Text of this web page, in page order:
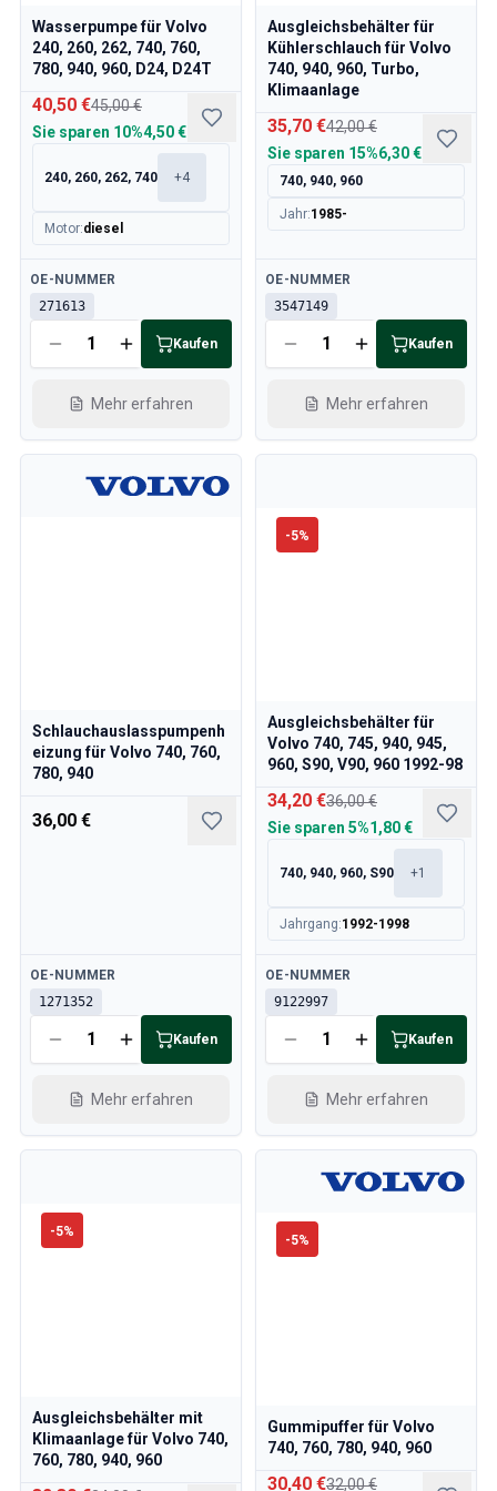
Volvo 240/260 Motor Drosselklappengestänge
Volvo 240/260 Kühlsystem
Volvo 240/260 Getriebe/Hinterradaufhängung
Volvo 240/260 Sonstiges
Volvo 740/760/780 Ersatzteile
Volvo 700 Kraftstoff-/Auspuffanlage
Volvo 740/760/780 Getriebe/Hinterradaufhängung
Volvo 700 Kühlsystem
Volvo 740/760/780 Elektrische Ausrüstung
Volvo 740/760/780 Motor Drosselklappengestänge
Volvo 700 Heizungsanlage/Frischlufteinheit
Volvo 700 Räder/Nabenabdeckungen
Volvo 700 MotorErsatzteile
Volvo 740/760/780 KarosserieErsatzteile
Volvo 740/760/780 InnenraumErsatzteile
Volvo 740/760/780 Vorderradaufhängung
Volvo 850 Ersatzteile
Volvo 850 Räder/Nabenabdeckungen
Volvo 850 Elektrische Ausrüstung
Volvo 850 Heizungsanlage
Volvo 850 Verschiedene Ersatzteile
Felgen & Reifen
Kühlsystem
Gasgestänge
Heizung & Klima
Zubehör & Sonstiges
Aktion
Aktion des Monats
Wasserpumpe für Volvo
240, 260, 262, 740, 760,
780, 940, 960, D24, D24T
40,50 €45,00 €
Sie sparen 10%4,50 €
240, 260, 262, 740 +4
Motor:diesel
Verfügbar
OE-NUMMER
271613
Kaufen
Mehr erfahren
Ausgleichsbehälter für
Kühlerschlauch für Volvo
740, 940, 960, Turbo,
Klimaanlage
35,70 €42,00 €
Sie sparen 15%6,30 €
740, 940, 960
Jahr:1985-
Verfügbar
OE-NUMMER
3547149
Kaufen
Mehr erfahren
Schlauchauslasspumpenh
eizung für Volvo 740, 760,
780, 940
36,00 €
Verfügbar
OE-NUMMER
1271352
Kaufen
Mehr erfahren
-5%
Ausgleichsbehälter für
Volvo 740, 745, 940, 945,
960, S90, V90, 960 1992-98
34,20 €36,00 €
Sie sparen 5%1,80 €
740, 940, 960, S90 +1
Jahrgang:1992-1998
Verfügbar
OE-NUMMER
9122997
Kaufen
Mehr erfahren
-5%
Ausgleichsbehälter mit
Klimaanlage für Volvo 740,
760, 780, 940, 960
-5%
Gummipuffer für Volvo
740, 760, 780, 940, 960
30,40 €32,00 €